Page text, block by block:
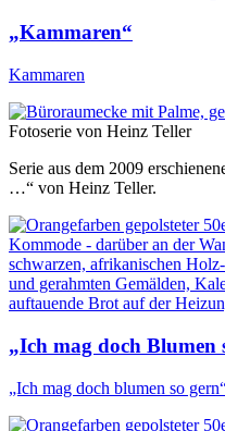
„Kammaren“
Kammaren
Fotoserie von Heinz Teller
Serie aus dem 2009
…“ von Heinz Teller.
„Ich mag doch Blumen
„Ich mag doch blumen so